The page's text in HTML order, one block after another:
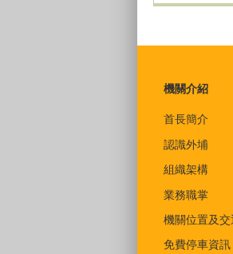
機關介紹
首長簡介
認識外埔
組織架構
業務職掌
機關位置及
免費停車資訊